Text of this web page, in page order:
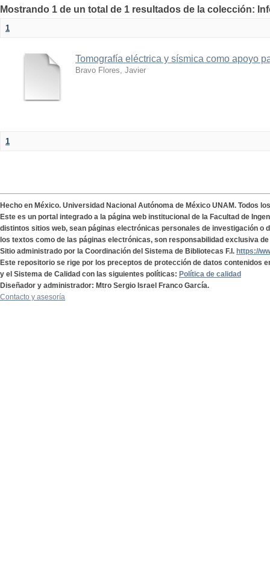
Mostrando 1 de un total de 1 resultados de la colección:
1
Tomografía eléctrica y sísmica como apoyo
Bravo Flores, Javier
1
Hecho en México. Universidad Nacional Autónoma de México UNAM. Todos
Este es un portal integrado a la página web institucional de la Facultad de
distintos sitios web, sean páginas electrónicas personales de investigación o
los textos como de las páginas electrónicas, son responsabilidad exclusiva
Sitio administrado por la Coordinación del Sistema de Bibliotecas F.I. https://
Este repositorio se rige por los preceptos de protección de datos contenidos
y el Sistema de Calidad con las siguientes políticas: Política de calidad
Diseñador y administrador: Mtro Sergio Israel Franco García.
Contacto y asesoría